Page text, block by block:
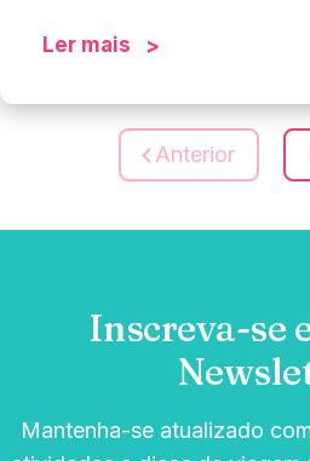
Ler mais
Anterior
Inscreva-se
Mantenha-se atualizado